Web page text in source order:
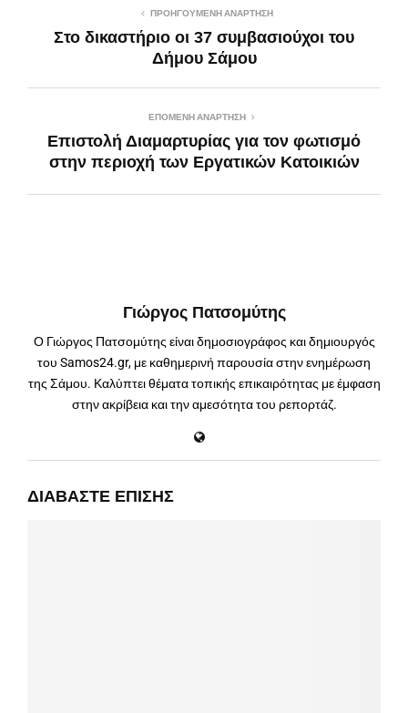
ΠΡΟΗΓΟΎΜΕΝΗ ΑΝΆΡΤΗΣΗ
Στο δικαστήριο οι 37 συμβασιούχοι του
Δήμου Σάμου
ΕΠΌΜΕΝΗ ΑΝΆΡΤΗΣΗ
Επιστολή Διαμαρτυρίας για τον φωτισμό
στην περιοχή των Εργατικών Κατοικιών
Γιώργος Πατσομύτης
Ο Γιώργος Πατσομύτης είναι δημοσιογράφος και δημιουργός
του Samos24.gr, με καθημερινή παρουσία στην ενημέρωση
της Σάμου. Καλύπτει θέματα τοπικής επικαιρότητας με έμφαση
στην ακρίβεια και την αμεσότητα του ρεπορτάζ.
ΔΙΑΒΆΣΤΕ ΕΠΊΣΗΣ